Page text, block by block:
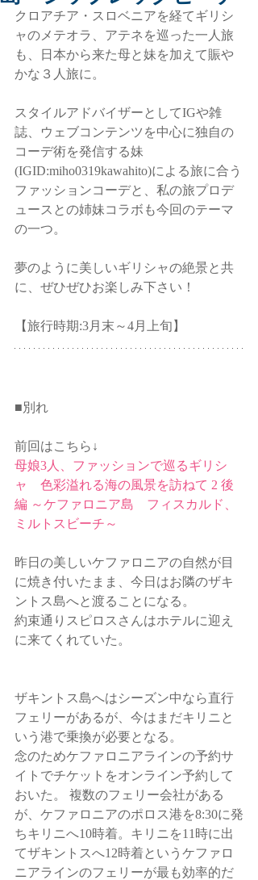
クロアチア・スロベニアを経てギリシ
ャのメテオラ、アテネを巡った一人旅
も、日本から来た母と妹を加えて賑や
かな３人旅に。
スタイルアドバイザーとしてIGや雑
誌、ウェブコンテンツを中心に独自の
コーデ術を発信する妹
(IGID:miho0319kawahito)による旅に合う
ファッションコーデと、私の旅プロデ
ュースとの姉妹コラボも今回のテーマ
の一つ。
夢のように美しいギリシャの絶景と共
に、ぜひぜひお楽しみ下さい！
【旅行時期:3月末～4月上旬】
■別れ
前回はこちら↓
母娘3人、ファッションで巡るギリシ
ャ　色彩溢れる海の風景を訪ねて 2 後
編 ～ケファロニア島　フィスカルド、
ミルトスビーチ～
昨日の美しいケファロニアの自然が目
に焼き付いたまま、今日はお隣のザキ
ントス島へと渡ることになる。
約束通りスピロスさんはホテルに迎え
に来てくれていた。
ザキントス島へはシーズン中なら直行
フェリーがあるが、今はまだキリニと
いう港で乗換が必要となる。
念のためケファロニアラインの予約サ
イトでチケットをオンライン予約して
おいた。 複数のフェリー会社がある
が、ケファロニアのポロス港を8:30に発
ちキリニへ10時着。キリニを11時に出
てザキントスへ12時着というケファロ
ニアラインのフェリーが最も効率的だ